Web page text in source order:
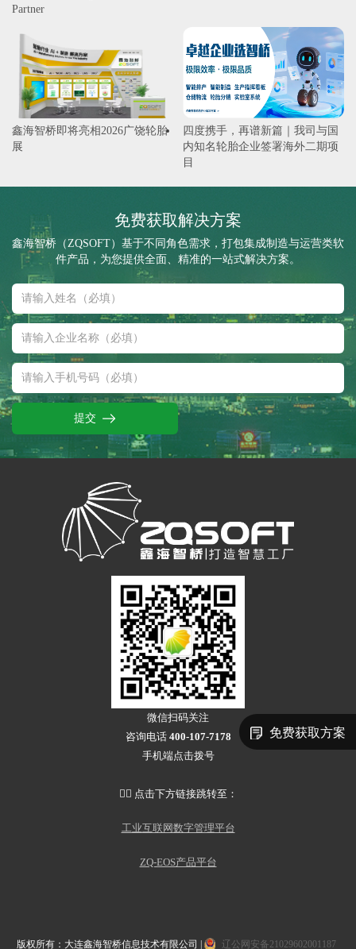
Partner
鑫海智桥即将亮相2026广饶轮胎
展
四度携手，再谱新篇｜我司与国
内知名轮胎企业签署海外二期项
目
免费获取解决方案
鑫海智桥（ZQSOFT）基于不同角色需求，打包集成制造与运营类软
件产品，为您提供全面、精准的一站式解决方案。
提交
微信扫码关注
咨询电话 400-107-7178
手机端点击拨号
👇🏻 点击下方链接跳转至：
工业互联网数字管理平台
ZQ-EOS产品平台
版权所有：大连鑫海智桥信息技术有限公司 | 辽公网安备21029602001187
免费获取方案